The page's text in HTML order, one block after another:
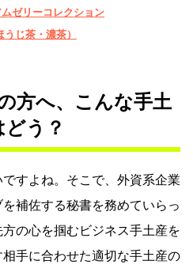
ゼリーコレクション
じ茶・濃茶）
方へ、こんな手土
どう？
すよね。そこで、外資系企業
補佐する秘書を務めていらっ
の心を掴むビジネス手土産を
手に合わせた適切な手土産の